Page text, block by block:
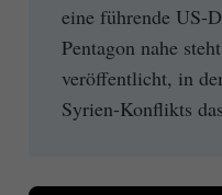
eine führende US-
Pentagon nahe
veröffentlicht, in
Syrien-Konflikts